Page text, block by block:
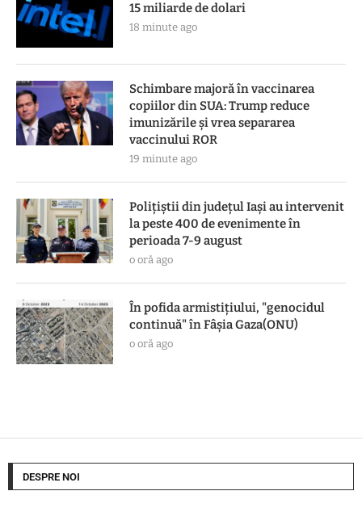
15 miliarde de dolari
18 minute ago
Schimbare majoră în vaccinarea
copiilor din SUA: Trump reduce
imunizările și vrea separarea
vaccinului ROR
19 minute ago
Polițiștii din județul Iași au intervenit
la peste 400 de evenimente în
perioada 7-9 august
o oră ago
În pofida armistiţiului, "genocidul
continuă" în Fâşia Gaza(ONU)
o oră ago
DESPRE NOI